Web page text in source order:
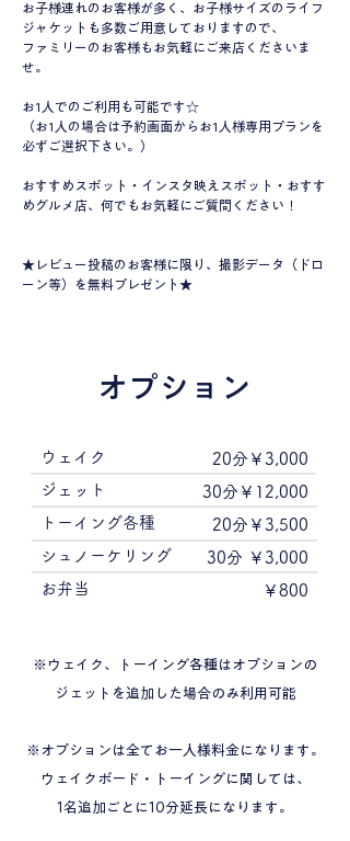
お子様連れのお客様が多く、お子様サイズのライフ
ジャケットも多数ご用意しておりますので、
ファミリーのお客様もお気軽にご来店 くださいま
せ。
お1人でのご利用も可能です☆
（お1人の場合は予約画面からお1人様専用プランを
必ずご選択下さい。）
おすすめスポット・インスタ映えスポット・おすす
めグルメ店、何でもお気軽にご質問ください！
★レビュー投稿のお客様に限り、撮影データ（ドロ
ーン等）を無料プレゼント★
オプション
ウェイク
​ジェット
トーイング各種
シュノーケリング
​お弁当
20分￥3,000
30分￥12,000
20分￥3,500
30分 ￥3,000
​￥800
※ウェイク、トーイング各種はオプションの
ジェットを追加した場合のみ利用可能
※オプションは全てお一人様料金になります。
ウェイクボード・トーイングに関しては、
1名追加ごとに10分延長になります。